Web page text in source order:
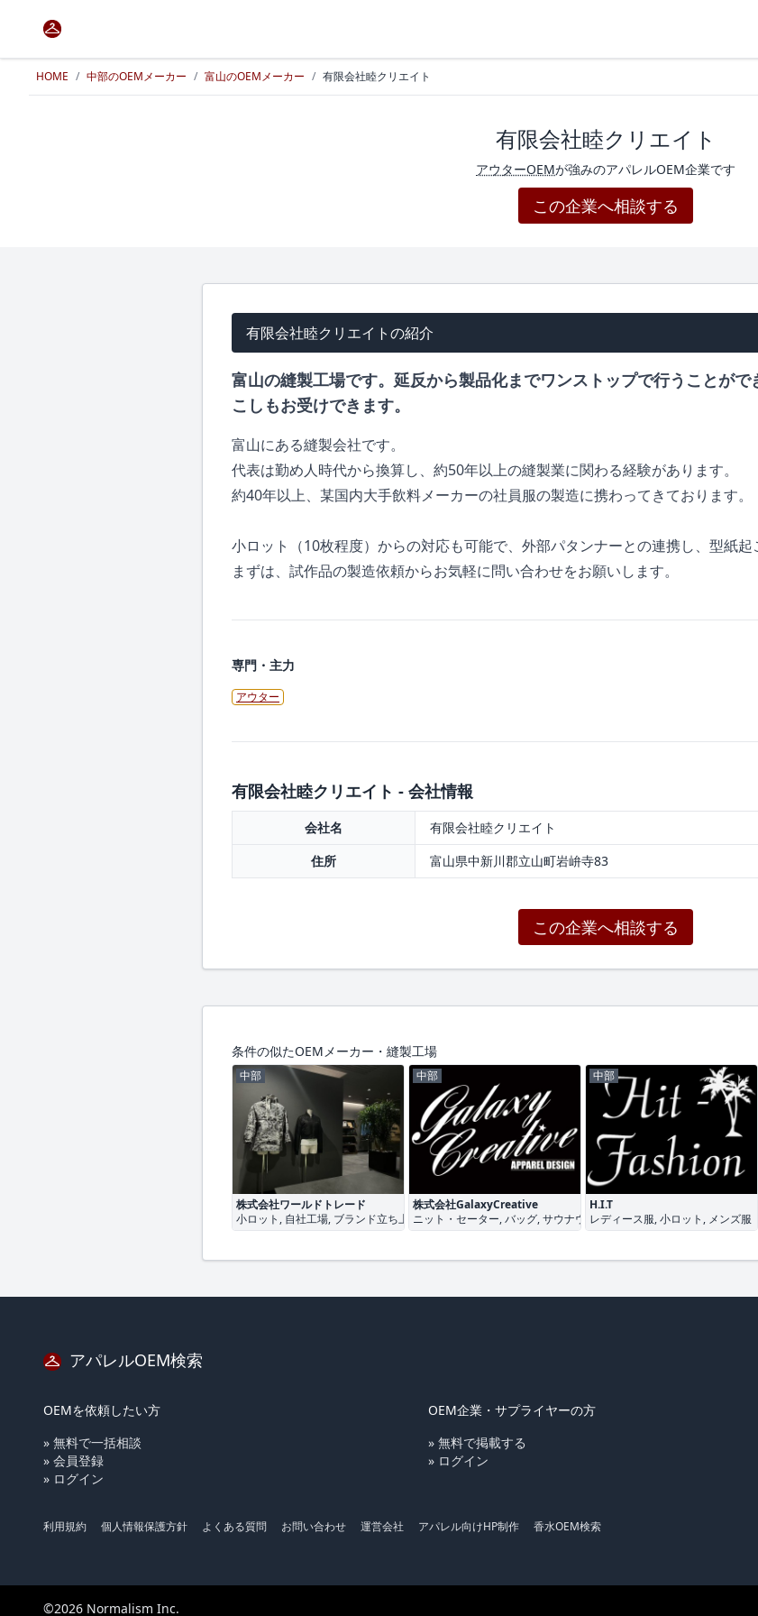
HOME / 中部のOEMメーカー / 富山のOEMメーカー / 有限会社睦クリエイト
有限会社睦クリエイト
アウターOEMが強みのアパレルOEM企業です
この企業へ相談する
有限会社睦クリエイトの紹介
富山の縫製工場です。延反から製品化までワンストップで行うことが
こしもお受けできます。
富山にある縫製会社です。
代表は勤め人時代から換算し、約50年以上の縫製業に関わる経験があります。
約40年以上、某国内大手飲料メーカーの社員服の製造に携わってきております。
小ロット（10枚程度）からの対応も可能で、外部パタンナーとの連携し、型紙起
まずは、試作品の製造依頼からお気軽に問い合わせをお願いします。
専門・主力
アウター
有限会社睦クリエイト - 会社情報
会社名
有限会社睦クリエイト
住所
富山県中新川郡立山町岩峅寺83
この企業へ相談する
条件の似たOEMメーカー・縫製工場
中部
株式会社ワールドトレード
小ロット, 自社工場, ブランド立ち上げ
中部
株式会社GalaxyCreative
ニット・セーター, バッグ, サウナウェア
中部
H.I.T
レディース服, 小ロット, メンズ服
アパレルOEM検索
OEMを依頼したい方
» 無料で一括相談
» 会員登録
» ログイン
OEM企業・サプライヤーの方
» 無料で掲載する
» ログイン
利用規約 個人情報保護方針 よくある質問 お問い合わせ 運営会社 アパレル向けHP制作 香水OEM検索
©2026 Normalism Inc.